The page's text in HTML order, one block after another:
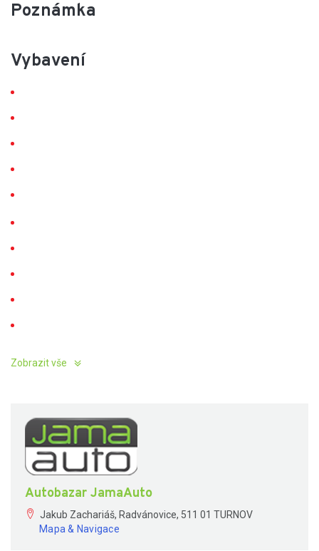
Poznámka
Vybavení
Zobrazit vše
Autobazar JamaAuto
Jakub Zachariáš, Radvánovice, 511 01 TURNOV
Mapa & Navigace